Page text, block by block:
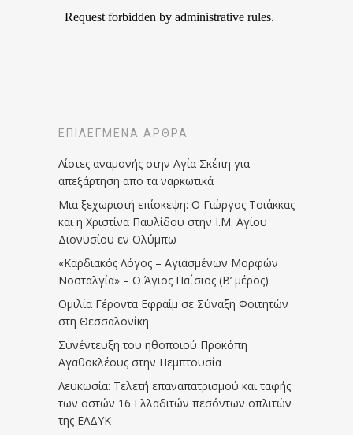
ΕΠΙΛΕΓΜΈΝΑ ΆΡΘΡΑ
Λίστες αναμονής στην Αγία Σκέπη για
απεξάρτηση απο τα ναρκωτικά
Μια ξεχωριστή επίσκεψη: Ο Γιώργος Τσιάκκας
και η Χριστίνα Παυλίδου στην Ι.Μ. Αγίου
Διονυσίου εν Ολύμπω
«Καρδιακός Λόγος – Αγιασμένων Μορφών
Νοσταλγία» – Ο Άγιος Παΐσιος (Β’ μέρος)
Ομιλία Γέροντα Εφραίμ σε Σύναξη Φοιτητών
στη Θεσσαλονίκη
Συνέντευξη του ηθοποιού Προκόπη
Αγαθοκλέους στην Πεμπτουσία
Λευκωσία: Τελετή επαναπατρισμού και ταφής
των οστών 16 Ελλαδιτών πεσόντων οπλιτών
της ΕΛΔΥΚ